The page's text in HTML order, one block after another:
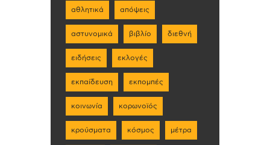
αθλητικά απόψεις
αστυνομικά βιβλίο διεθνή
ειδήσεις εκλογές
εκπαίδευση εκπομπές
κοινωνία κορωνοϊός
κρούσματα κόσμος μέτρα